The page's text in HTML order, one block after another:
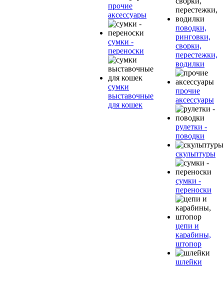
прочие
аксессуары
сумки -
переноски
сумки
выставочные
для кошек
поводки,
ринговки,
сворки,
перестежки,
водилки
прочие
аксессуары
рулетки -
поводки
скульптуры
сумки -
переноски
цепи и
карабины,
штопор
шлейки